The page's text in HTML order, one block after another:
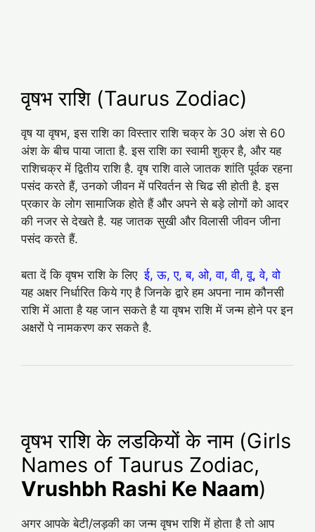
वृषभ राशि (Taurus Zodiac)
वृष या वृषभ, इस राशि का विस्तार राशि चक्र के 30 अंश से 60
अंश के बीच पाया जाता है. इस राशि का स्वामी शुक्र है, और यह
राशिचक्र में द्वितीय राशि है. वृष राशि वाले जातक शांति पूर्वक रहना
पसंद करते हैं, उनको जीवन में परिवर्तन से चिढ सी होती है. इस
प्रकार के लोग सामाजिक होते हैं और अपने से बड़े लोगों को आदर
की नजर से देखते है. यह जातक सुखी और विलासी जीवन जीना
पसंद करते हैं.
बता दें कि वृषभ राशि के लिएई, ऊ, ए, ब, ओ, वा, वी, वू, वे, वो
यह अक्षर निर्धारित किये गए है जिनके द्वारे हम अपना नाम कौनसी
राशि में आता है यह जान सकते है या वृषभ राशि में जन्म होने पर इन
अक्षरों पे नामकरण कर सकते है.
वृषभ राशि के लडकियों के नाम (Girls
Names of Taurus Zodiac,
Vrushbh Rashi Ke Naam)
अगर आपके बेटी/लड़की का जन्म वृषभ राशि में होता है तो आप